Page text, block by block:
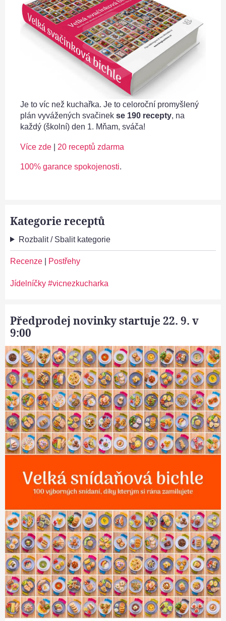
Je to víc než kuchařka. Je to celoroční promyšlený
plán vyvážených svačinek se 190 recepty, na
každý (školní) den 1. Mňam, sváča!
Více zde 20 receptů zdarma
100% garance spokojenosti.
Kategorie receptů
Rozbalit / Sbalit kategorie
Recenze Postřehy
Jídelníčky #vicnezkucharka
Předprodej novinky startuje 22. 9. v
9:00